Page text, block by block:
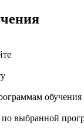
обучения
по выбранной